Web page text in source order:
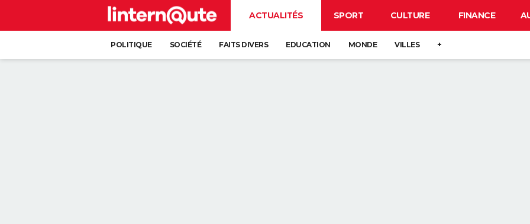
ACTUALITÉS SPORT CULTURE FINANCE
POLITIQUE SOCIÉTÉ FAITS DIVERS EDUCATION MONDE VILLES +